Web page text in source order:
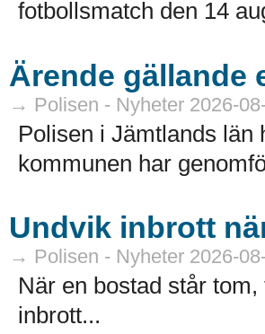
fotbollsmatch den 14
Ärende gällande
→ Polisen - Nyheter 2026-
Polisen i Jämtlands län
kommunen har
Undvik inbrott
→ Polisen - Nyheter 2026-
När en bostad står
inbrott...